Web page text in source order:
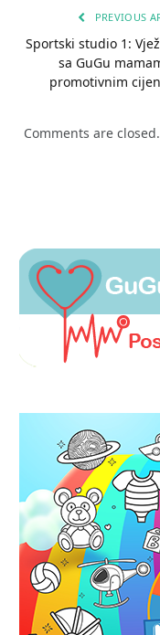
PREVIOUS
Sportski studio 1:
sa GuGu
promotivnim
Comments are closed.